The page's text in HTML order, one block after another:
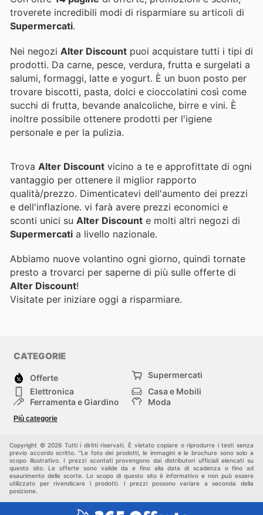
troverete incredibili modi di risparmiare su articoli di
Supermercati.
Nei negozi Alter Discount puoi acquistare tutti i tipi di
prodotti. Da carne, pesce, verdura, frutta e surgelati a
salumi, formaggi, latte e yogurt. È un buon posto per
trovare biscotti, pasta, dolci e cioccolatini così come
succhi di frutta, bevande analcoliche, birre e vini. È
inoltre possibile ottenere prodotti per l'igiene
personale e per la pulizia.
Trova Alter Discount vicino a te e approfittate di ogni
vantaggio per ottenere il miglior rapporto
qualità/prezzo. Dimenticatevi dell'aumento dei prezzi
e dell'inflazione. vi farà avere prezzi economici e
sconti unici su Alter Discount e molti altri negozi di
Supermercati a livello nazionale.
Abbiamo nuove volantino ogni giorno, quindi tornate
presto a trovarci per saperne di più sulle offerte di
Alter Discount!
Visitate per iniziare oggi a risparmiare.
CATEGORIE
Offerte
Supermercati
Elettronica
Casa e Mobili
Ferramenta e Giardino
Moda
Bambini e Neonati
Più categorie
Copyright © 2026 Tutti i diritti riservati. È vietato copiare o riprodurre i testi senza
previo accordo scritto. "Le foto dei prodotti, le immagini e le brochure sono solo a
scopo illustrativo. I prezzi scontati provengono dai distributori ufficiali elencati su
questo sito. Le offerte sono valide da e fino alla data di scadenza o fino ad
esaurimento delle scorte. Lo scopo di questo sito è informativo e non può essere
utilizzato per rivendicare i prodotti. I prezzi possono variare a seconda della
posizione.